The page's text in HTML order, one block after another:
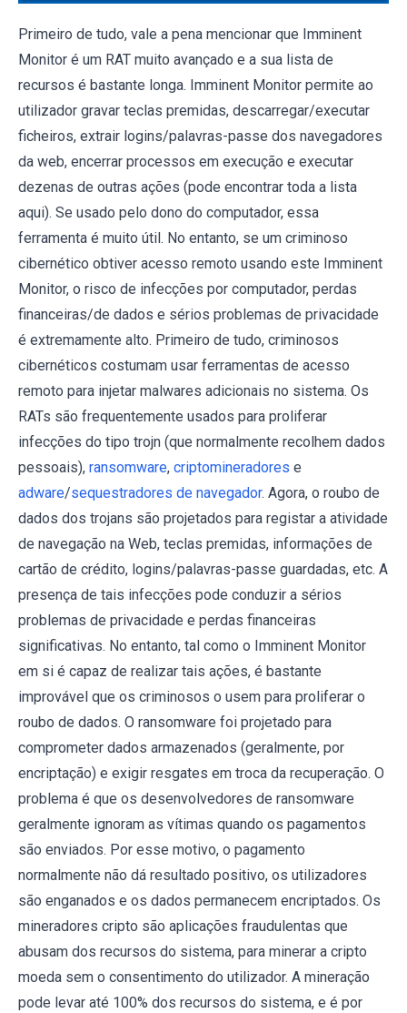
Primeiro de tudo, vale a pena mencionar que Imminent
Monitor é um RAT muito avançado e a sua lista de
recursos é bastante longa. Imminent Monitor permite ao
utilizador gravar teclas premidas, descarregar/executar
ficheiros, extrair logins/palavras-passe dos navegadores
da web, encerrar processos em execução e executar
dezenas de outras ações (pode encontrar toda a lista
aqui). Se usado pelo dono do computador, essa
ferramenta é muito útil. No entanto, se um criminoso
cibernético obtiver acesso remoto usando este Imminent
Monitor, o risco de infecções por computador, perdas
financeiras/de dados e sérios problemas de privacidade
é extremamente alto. Primeiro de tudo, criminosos
cibernéticos costumam usar ferramentas de acesso
remoto para injetar malwares adicionais no sistema. Os
RATs são frequentemente usados para proliferar
infecções do tipo trojn (que normalmente recolhem dados
pessoais), ransomware, criptomineradores e
adware/sequestradores de navegador. Agora, o roubo de
dados dos trojans são projetados para registar a atividade
de navegação na Web, teclas premidas, informações de
cartão de crédito, logins/palavras-passe guardadas, etc. A
presença de tais infecções pode conduzir a sérios
problemas de privacidade e perdas financeiras
significativas. No entanto, tal como o Imminent Monitor
em si é capaz de realizar tais ações, é bastante
improvável que os criminosos o usem para proliferar o
roubo de dados. O ransomware foi projetado para
comprometer dados armazenados (geralmente, por
encriptação) e exigir resgates em troca da recuperação. O
problema é que os desenvolvedores de ransomware
geralmente ignoram as vítimas quando os pagamentos
são enviados. Por esse motivo, o pagamento
normalmente não dá resultado positivo, os utilizadores
são enganados e os dados permanecem encriptados. Os
mineradores cripto são aplicações fraudulentas que
abusam dos recursos do sistema, para minerar a cripto
moeda sem o consentimento do utilizador. A mineração
pode levar até 100% dos recursos do sistema, e é por